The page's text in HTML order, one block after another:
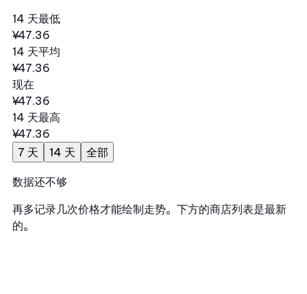
14 天最低
¥47.36
14 天平均
¥47.36
现在
¥47.36
14 天最高
¥47.36
7 天
14 天 全部
数据还不够
再多记录几次价格才能绘制走势。下方的商店列表是最新
的。